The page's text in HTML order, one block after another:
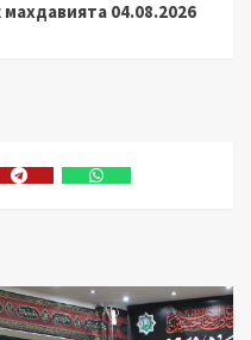
04.08.2026